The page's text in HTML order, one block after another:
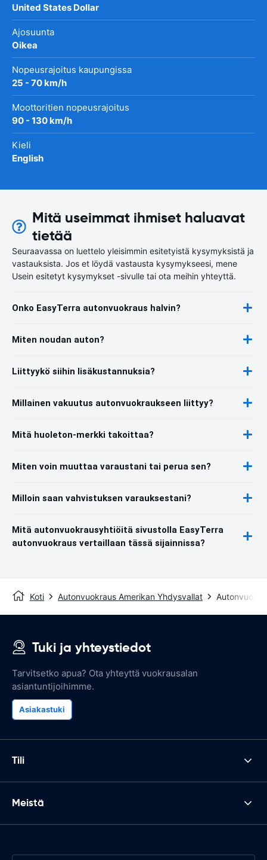
United States Dollar
Ajosuunta
Oikea
Nopeusrajoitus kaupungissa
25 - 70 km/h
Moottoritien nopeusrajoitus
90 - 130 km/h
Kieli
English
Mitä useimmat ihmiset haluavat
tietää
Seuraavassa on luettelo yleisimmin esitetyistä kysymyksistä ja
vastauksista. Jos et löydä vastausta kysymykseesi, mene
Usein esitetyt kysymykset -sivulle tai ota meihin yhteyttä.
Onko EasyTerra autonvuokraus halvin?
Miten noudan auton?
Liittyykö siihin lisäkustannuksia?
Millainen vakuutus autonvuokraukseen liittyy?
Mitä huoleton-merkki takoittaa?
Miten voin muuttaa varaustani tai perua sen?
Milloin saan vahvistuksen varauksestani?
Mitä autonvuokrausyhtiöitä sivustolla EasyTerra
autonvuokraus vertaillaan tässä sijainnissa?
Koti Autonvuokraus Amerikan Yhdysvallat
Tuki ja yhteystiedot
Tarvitsetko apua? Ota yhteyttä vuokrausalan
asiantuntijoihimme.
Asiakastuki
Tili
Meistä